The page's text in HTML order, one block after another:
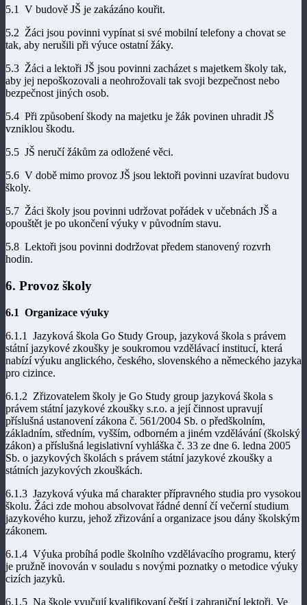
5.1 V budově JŠ je zakázáno kouřit.
5.2 Žáci jsou povinni vypínat si své mobilní telefony a chovat se
tak, aby nerušili při výuce ostatní žáky.
5.3 Žáci a lektoři JŠ jsou povinni zacházet s majetkem školy tak,
aby jej nepoškozovali a neohrožovali tak svoji bezpečnost nebo
bezpečnost jiných osob.
5.4 Při způsobení škody na majetku je žák povinen uhradit JŠ
vzniklou škodu.
5.5 JŠ neručí žákům za odložené věci.
5.6 V době mimo provoz JŠ jsou lektoři povinni uzavírat budovu
školy.
5.7 Žáci školy jsou povinni udržovat pořádek v učebnách JŠ a
opouštět je po ukončení výuky v původním stavu.
5.8 Lektoři jsou povinni dodržovat předem stanovený rozvrh
hodin.
6. Provoz školy
6.1 Organizace výuky
6.1.1 Jazyková škola Go Study Group, jazyková škola s právem
státní jazykové zkoušky je soukromou vzdělávací institucí, která
nabízí výuku anglického, českého, slovenského a německého jazyka
pro cizince.
6.1.2 Zřizovatelem školy je Go Study group jazyková škola s
právem státní jazykové zkoušky s.r.o. a její činnost upravují
příslušná ustanovení zákona č. 561/2004 Sb. o předškolním,
základním, středním, vyšším, odborném a jiném vzdělávání (školský
zákon) a příslušná legislativní vyhláška č. 33 ze dne 6. ledna 2005
Sb. o jazykových školách s právem státní jazykové zkoušky a
státních jazykových zkouškách.
6.1.3 Jazyková výuka má charakter přípravného studia pro vysokou
školu. Žáci zde mohou absolvovat řádné denní čí večerní studium
jazykového kurzu, jehož zřizování a organizace jsou dány školským
zákonem.
6.1.4 Výuka probíhá podle školního vzdělávacího programu, který
je pružně inovován v souladu s novými poznatky o metodice výuky
cizích jazyků.
6.1.5 Na škole vyučují kvalifikovaní čeští i zahraniční lektoři. Ve